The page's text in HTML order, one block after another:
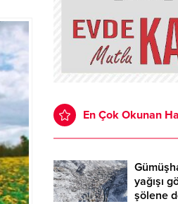
En Çok Okunan
yağışı
şölene